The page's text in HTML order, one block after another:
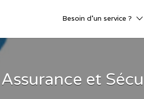
Besoin d’un service ?
et